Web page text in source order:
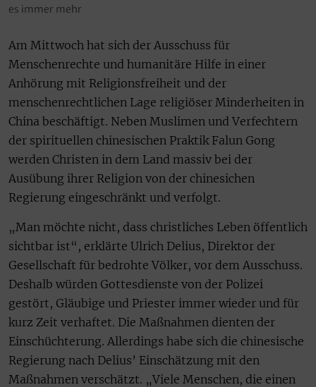
es immer mehr
Am Mittwoch hat sich der Ausschuss für
Menschenrechte und humanitäre Hilfe in einer
Anhörung mit Religionsfreiheit und der
menschenrechtlichen Lage religiöser Minderheiten in
China beschäftigt. Neben Muslimen und Verfechtern
der spirituellen chinesischen Praktik Falun Gong
werden Christen in dem Land massiv bei der
Ausübung ihrer Religion von der chinesichen
Regierung eingeschränkt und verfolgt.
„Man möchte nicht, dass christliches Leben öffentlich
sichtbar ist“, erklärte Ulrich Delius, Direktor der
Gesellschaft für bedrohte Völker, vor dem Ausschuss.
Deshalb würden Gottesdienste von der Polizei
gestört, Gläubige und Priester immer wieder und für
kurz Zeit verhaftet. Die Maßnahmen dienten der
Einschüchterung. Allerdings habe sich die chinesische
Regierung nach Delius’ Einschätzung mit den
Maßnahmen verschätzt. „Viele Menschen, die einen